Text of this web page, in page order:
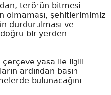
terörün bitmesi
olmaması, şehitlerimimiz
durdurulması ve
bir yerden
çerçeve yasa ile ilgili
ardından basın
bulunacağını